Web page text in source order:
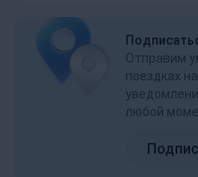
Отправим
поездках
любой